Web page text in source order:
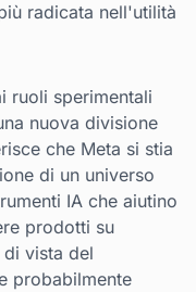
radicata nell'utilità
ruoli sperimentali
nuova divisione
che Meta si stia
di un universo
IA che aiutino
prodotti su
vista del
probabilmente